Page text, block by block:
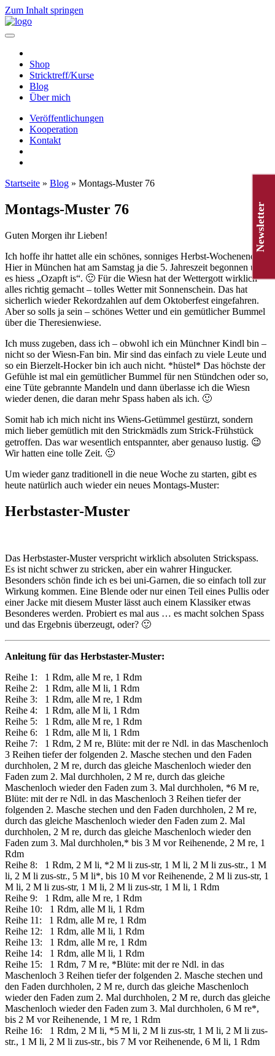
Zum Inhalt springen
Hauptnavigation
Shop
Stricktreff/Kurse
Blog
Über mich
Veröffentlichungen
Kooperation
Kontakt
Startseite » Blog » Montags-Muster 76
Montags-Muster 76
Guten Morgen ihr Lieben!
Ich hoffe ihr hattet alle ein schönes, sonniges Herbst-Wochenende.
Hier in München hat am Samstag ja die 5. Jahreszeit begonnen und
es hiess „Ozapft is“. 🙂 Für die Wiesn hat der Wettergott wirklich
alles richtig gemacht – tolles Wetter mit Sonnenschein. Das hat
sicherlich wieder Rekordzahlen auf dem Oktoberfest eingefahren.
Aber so solls ja sein – schönes Wetter und ein gemütlicher Bummel
über die Theresienwiese.
Ich muss zugeben, dass ich – obwohl ich ein Münchner Kindl bin –
nicht so der Wiesn-Fan bin. Mir sind das einfach zu viele Leute und
so ein Bierzelt-Hocker bin ich auch nicht. *hüstel* Das höchste der
Gefühle ist mal ein gemütlicher Bummel für nen Stündchen oder so,
eine Tüte gebrannte Mandeln und dann überlasse ich die Wiesn
wieder denen, die daran mehr Spass haben als ich. 🙂
Somit hab ich mich nicht ins Wiens-Getümmel gestürzt, sondern
mich lieber gemütlich mit den Strickmädls zum Strick-Frühstück
getroffen. Das war wesentlich entspannter, aber genauso lustig. 😉
Wir hatten eine tolle Zeit. 🙂
Um wieder ganz traditionell in die neue Woche zu starten, gibt es
heute natürlich auch wieder ein neues Montags-Muster:
Herbstaster-Muster
Das Herbstaster-Muster verspricht wirklich absoluten Strickspass.
Es ist nicht schwer zu stricken, aber ein wahrer Hingucker.
Besonders schön finde ich es bei uni-Garnen, die so einfach toll zur
Wirkung kommen. Eine Blende oder nur einen Teil eines Pullis oder
einer Jacke mit diesem Muster lässt auch einem Klassiker etwas
Besonderes werden. Probiert es mal aus … es macht solchen Spass
und das Ergebnis überzeugt, oder? 🙂
Anleitung für das Herbstaster-Muster:
Reihe 1: 1 Rdm, alle M re, 1 Rdm
Reihe 2: 1 Rdm, alle M li, 1 Rdm
Reihe 3: 1 Rdm, alle M re, 1 Rdm
Reihe 4: 1 Rdm, alle M li, 1 Rdm
Reihe 5: 1 Rdm, alle M re, 1 Rdm
Reihe 6: 1 Rdm, alle M li, 1 Rdm
Reihe 7: 1 Rdm, 2 M re, Blüte: mit der re Ndl. in das Maschenloch
3 Reihen tiefer der folgenden 2. Masche stechen und den Faden
durchholen, 2 M re, durch das gleiche Maschenloch wieder den
Faden zum 2. Mal durchholen, 2 M re, durch das gleiche
Maschenloch wieder den Faden zum 3. Mal durchholen, *6 M re,
Blüte: mit der re Ndl. in das Maschenloch 3 Reihen tiefer der
folgenden 2. Masche stechen und den Faden durchholen, 2 M re,
durch das gleiche Maschenloch wieder den Faden zum 2. Mal
durchholen, 2 M re, durch das gleiche Maschenloch wieder den
Faden zum 3. Mal durchholen,* bis 3 M vor Reihenende, 2 M re, 1
Rdm
Reihe 8: 1 Rdm, 2 M li, *2 M li zus-str, 1 M li, 2 M li zus-str., 1 M
li, 2 M li zus-str., 5 M li*, bis 10 M vor Reihenende, 2 M li zus-str, 1
M li, 2 M li zus-str, 1 M li, 2 M li zus-str, 1 M li, 1 Rdm
Reihe 9: 1 Rdm, alle M re, 1 Rdm
Reihe 10: 1 Rdm, alle M li, 1 Rdm
Reihe 11: 1 Rdm, alle M re, 1 Rdm
Reihe 12: 1 Rdm, alle M li, 1 Rdm
Reihe 13: 1 Rdm, alle M re, 1 Rdm
Reihe 14: 1 Rdm, alle M li, 1 Rdm
Reihe 15: 1 Rdm, 7 M re, *Blüte: mit der re Ndl. in das
Maschenloch 3 Reihen tiefer der folgenden 2. Masche stechen und
den Faden durchholen, 2 M re, durch das gleiche Maschenloch
wieder den Faden zum 2. Mal durchholen, 2 M re, durch das gleiche
Maschenloch wieder den Faden zum 3. Mal durchholen, 6 M re*,
bis 2 M vor Reihenende, 1 M re, 1 Rdm
Reihe 16: 1 Rdm, 2 M li, *5 M li, 2 M li zus-str, 1 M li, 2 M li zus-
str., 1 M li, 2 M li zus-str., bis 7 M vor Reihenende, 6 M li, 1 Rdm
Newsletter